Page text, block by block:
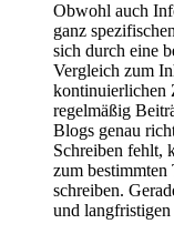
Obwohl auch
ganz
sich durch eine
Vergleich zum
kontinuierlichen
regelmäßig
Blogs genau
Schreiben fehlt,
zum
schreiben.
und